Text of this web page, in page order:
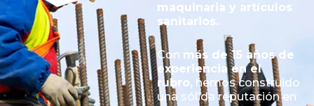
maquinaria y artículos
sanitarios.
Con más de 15 años de
experiencia en el
rubro, hemos construido
una sólida reputación en